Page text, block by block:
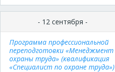
- 12 сентября -
Программа профессиональной
переподготовки «Менеджмент
охраны труда» (квалификация
«Специалист по охране труда»)